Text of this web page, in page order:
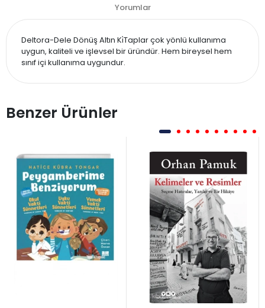
Yorumlar
Deltora-Dele Dönüş Altın Ki̇Taplar çok yönlü kullanıma
uygun, kaliteli ve işlevsel bir üründür. Hem bireysel hem
sınıf içi kullanıma uygundur.
Benzer Ürünler